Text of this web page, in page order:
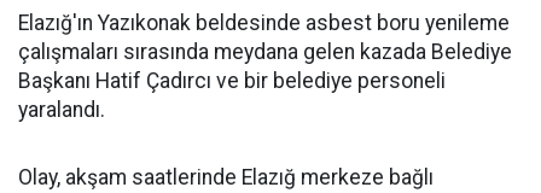
Elazığ'ın Yazıkonak beldesinde asbest boru yenileme
çalışmaları sırasında meydana gelen kazada Belediye
Başkanı Hatif Çadırcı ve bir belediye personeli
yaralandı.
Olay, akşam saatlerinde Elazığ merkeze bağlı